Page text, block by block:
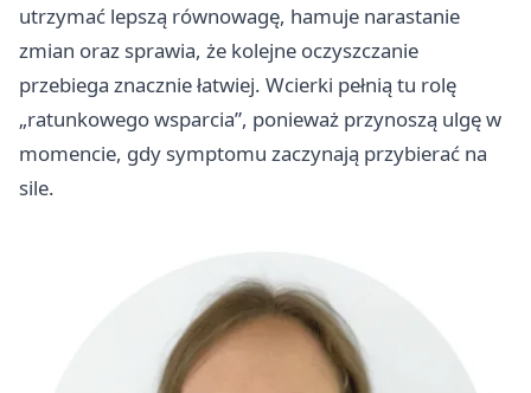
utrzymać lepszą równowagę, hamuje narastanie
zmian oraz sprawia, że kolejne oczyszczanie
przebiega znacznie łatwiej. Wcierki pełnią tu rolę
„ratunkowego wsparcia”, ponieważ przynoszą ulgę w
momencie, gdy symptomu zaczynają przybierać na
sile.